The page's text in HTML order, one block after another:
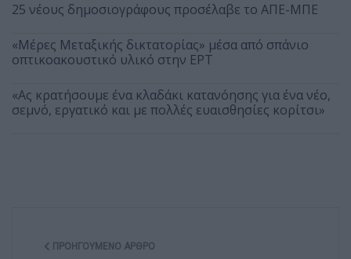
25 νέους δημοσιογράφους προσέλαβε το ΑΠΕ-ΜΠΕ
«Μέρες Μεταξικής δικτατορίας» μέσα από σπάνιο
οπτικοακουστικό υλικό στην ΕΡΤ
«Ας κρατήσουμε ένα κλαδάκι κατανόησης για ένα νέο,
σεμνό, εργατικό και με πολλές ευαισθησίες κορίτσι»
ΠΡΟΗΓΟΎΜΕΝΟ ΆΡΘΡΟ